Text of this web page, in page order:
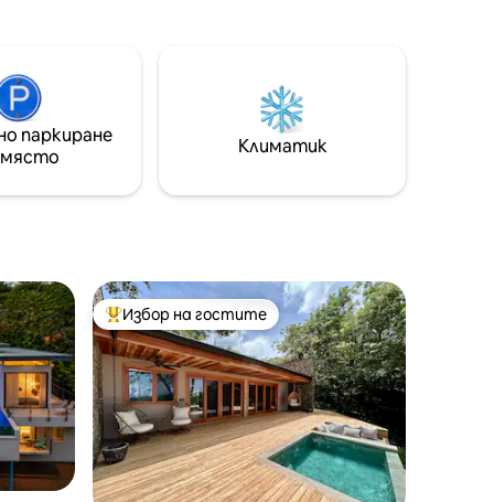
до
за гледане на маймуни в околните
дървета! Ще имате достъп и до
социалното пространство на
имота, включително прохладна
към океана и салона на покрива!
паркиране
място
Климатик
Най-популярен избор на гостите
Избор на гостите